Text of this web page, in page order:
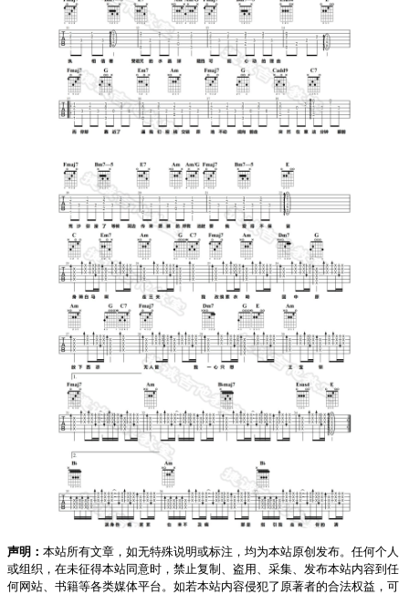
声明： 本站所有文章，如无特殊说明或标注，均为本站原创发布。任何个人
或组织，在未征得本站同意时，禁止复制、盗用、采集、发布本站内容到任
何网站、书籍等各类媒体平台。如若本站内容侵犯了原著者的合法权益，可